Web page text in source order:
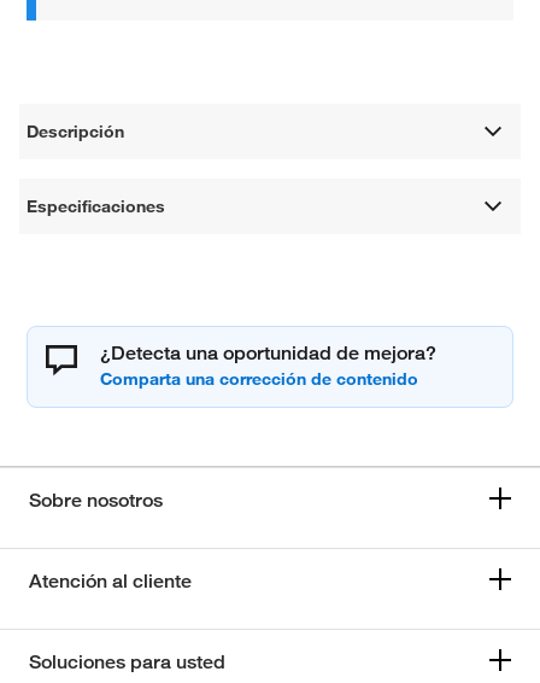
Descripción
Especificaciones
¿Detecta una oportunidad de mejora?
Sobre nosotros
Atención al cliente
Soluciones para usted